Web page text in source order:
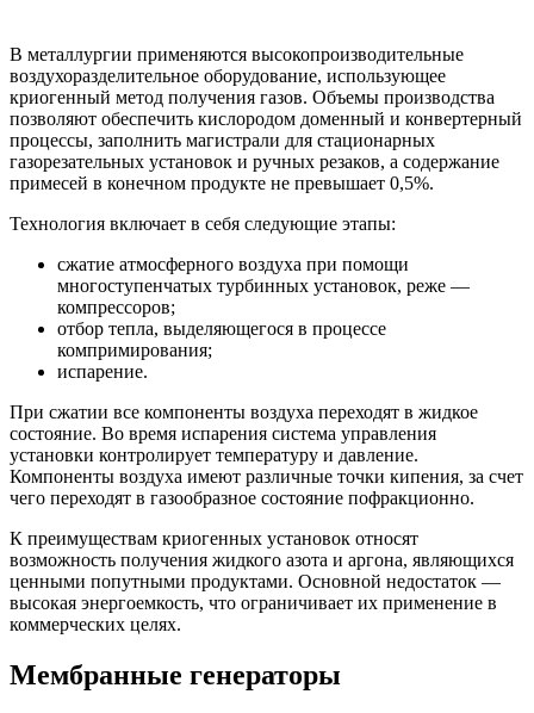
В металлургии применяются высокопроизводительные
воздухоразделительное оборудование, использующее
криогенный метод получения газов. Объемы производства
позволяют обеспечить кислородом доменный и конвертерный
процессы, заполнить магистрали для стационарных
газорезательных установок и ручных резаков, а содержание
примесей в конечном продукте не превышает 0,5%.
Технология включает в себя следующие этапы:
сжатие атмосферного воздуха при помощи
многоступенчатых турбинных установок, реже —
компрессоров;
отбор тепла, выделяющегося в процессе
компримирования;
испарение.
При сжатии все компоненты воздуха переходят в жидкое
состояние. Во время испарения система управления
установки контролирует температуру и давление.
Компоненты воздуха имеют различные точки кипения, за счет
чего переходят в газообразное состояние пофракционно.
К преимуществам криогенных установок относят
возможность получения жидкого азота и аргона, являющихся
ценными попутными продуктами. Основной недостаток —
высокая энергоемкость, что ограничивает их применение в
коммерческих целях.
Мембранные генераторы